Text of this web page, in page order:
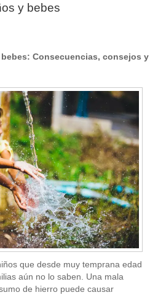
y bebes
Consecuencias, consejos y
que desde muy temprana edad
aún no lo saben. Una mala
de hierro puede causar